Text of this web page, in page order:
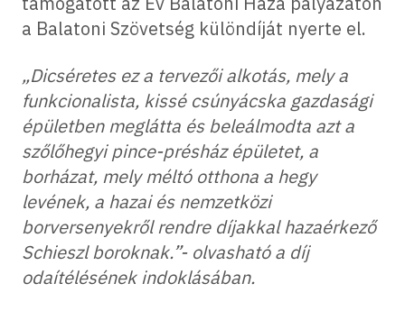
a Balatoni Szövetség különdíját nyerte el.
„Dicséretes ez a tervezői alkotás, mely a
funkcionalista, kissé csúnyácska gazdasági
épületben meglátta és beleálmodta azt a
szőlőhegyi pince-présház épületet, a
borházat, mely méltó otthona a hegy
levének, a hazai és nemzetközi
borversenyekről rendre díjakkal hazaérkező
Schieszl boroknak.”- olvasható a díj
odaítélésének indoklásában.